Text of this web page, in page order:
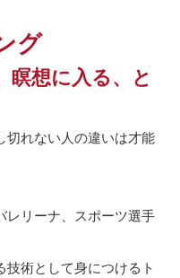
グ
瞑想に入る、と
切れない人の違いは才能
レリーナ、スポーツ選手
技術として身につけるト